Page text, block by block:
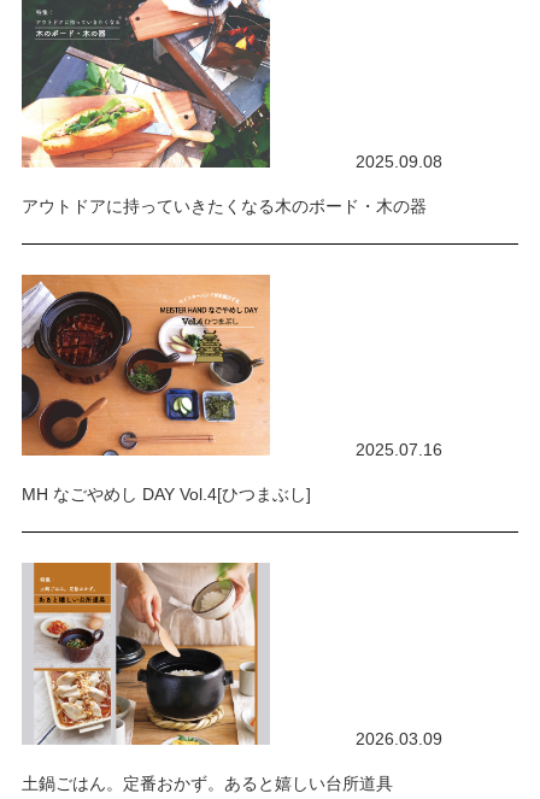
2025.09.08
アウトドアに持っていきたくなる木のボード・木の器
2025.07.16
MH なごやめし DAY Vol.4[ひつまぶし]
2026.03.09
土鍋ごはん。定番おかず。あると嬉しい台所道具